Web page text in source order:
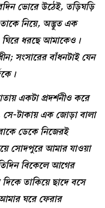
ভোরে উঠেই, তড়িঘড়ি
তাকে নিয়ে, অদ্ভুত এক
ঘিরে ধরছে আমাকেও।
; সংসারের বাঁধনটাই যেন
।
একটা প্রদর্শনীও করে
সে-টাকায় এক জোড়া বালা
ডেকে নিজেরই
সোদপুরে আমার যাওয়া
বিকেলে আগের
দিকে তাকিয়ে ছাদে বসে
ঘরে ফেরার